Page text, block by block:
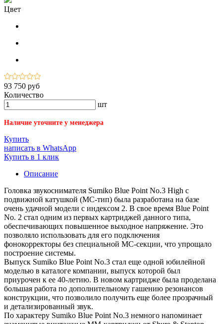
Цвет
93 750 руб
Количество
шт
Наличие уточните у менеджера
Купить
написать в WhatsApp
Купить в 1 клик
Описание
Головка звукоснимателя Sumiko Blue Point No.3 High с
подвижной катушкой (MC-тип) была разработана на базе
очень удачной модели с индексом 2. В свое время Blue Point
No. 2 стал одним из первых картриджей данного типа,
обеспечивающих повышенное выходное напряжение. Это
позволяло использовать для его подключения
фонокорректоры без специальной MC-секции, что упрощало
построение системы.
Выпуск Sumiko Blue Point No.3 стал еще одной юбилейной
моделью в каталоге компании, выпуск которой был
приурочен к ее 40-летию. В новом картридже была проделана
большая работа по дополнительному гашению резонансов
конструкции, что позволило получить еще более прозрачный
и детализированный звук.
По характеру Sumiko Blue Point No.3 немного напоминает